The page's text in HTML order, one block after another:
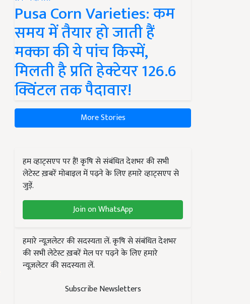
Pusa Corn Varieties: कम
समय में तैयार हो जाती हैं
मक्का की ये पांच किस्में,
मिलती है प्रति हेक्टेयर 126.6
क्विंटल तक पैदावार!
More Stories
हम व्हाट्सएप पर हैं! कृषि से संबंधित देशभर की सभी
लेटेस्ट ख़बरें मोबाइल में पढ़ने के लिए हमारे व्हाट्सएप से
जुड़ें.
Join on WhatsApp
हमारे न्यूज़लेटर की सदस्यता लें. कृषि से संबंधित देशभर
की सभी लेटेस्ट ख़बरें मेल पर पढ़ने के लिए हमारे
न्यूज़लेटर की सदस्यता लें.
Subscribe Newsletters